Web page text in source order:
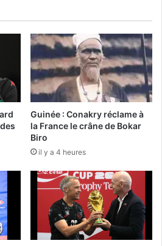
Guinée : Conakry réclame à
la France le crâne de Bokar
Biro
il y a 4 heures